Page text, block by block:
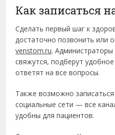
Как записаться
Сделать первый шаг к
достаточно позвонить или
venstom.ru. Администраторы
свяжутся, подберут
ответят на все вопросы.
Также возможно
социальные сети — все
удобны для пациентов.